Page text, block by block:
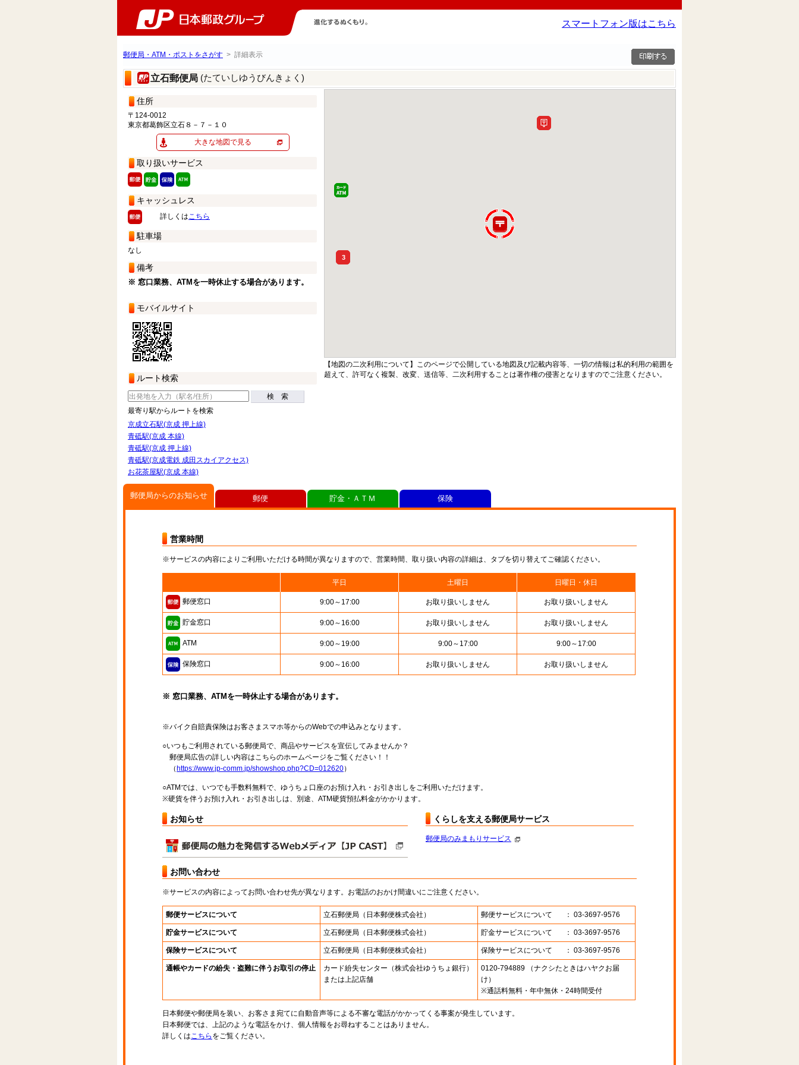
スマートフォン版はこちら
郵便局・ATM・ポストをさがす > 詳細表示
立石郵便局 (たていしゆうびんきょく)
住所
〒124-0012
東京都葛飾区立石８－７－１０
大きな地図で見る
取り扱いサービス
キャッシュレス
詳しくはこちら
駐車場
なし
備考
※ 窓口業務、ATMを一時休止する場合があります。
モバイルサイト
ルート検索
検 索
最寄り駅からルートを検索
京成立石駅(京成 押上線)
青砥駅(京成 本線)
青砥駅(京成 押上線)
青砥駅(京成電鉄 成田スカイアクセス)
お花茶屋駅(京成 本線)
3
【地図の二次利用について】このページで公開している地図及び記載内容等、一切の情報は私的利用の範囲を
超えて、許可なく複製、改変、送信等、二次利用することは著作権の侵害となりますのでご注意ください。
郵便局からのお知らせ
営業時間
※サービスの内容によりご利用いただける時間が異なりますので、営業時間、取り扱い内容の詳細は、タブを切り替えてご確認ください。
平日 土曜日 日曜日・休日
郵便窓口 9:00～17:00 お取り扱いしません お取り扱いしません
貯金窓口 9:00～16:00 お取り扱いしません お取り扱いしません
ATM 9:00～19:00 9:00～17:00 9:00～17:00
保険窓口 9:00～16:00 お取り扱いしません お取り扱いしません
※ 窓口業務、ATMを一時休止する場合があります。
※バイク自賠責保険はお客さまスマホ等からのWebでの申込みとなります。
○いつもご利用されている郵便局で、商品やサービスを宣伝してみませんか？
郵便局広告の詳しい内容はこちらのホームページをご覧ください！！
（ https://www.jp-comm.jp/showshop.php?CD=012620）
○ATMでは、いつでも手数料無料で、ゆうちょ口座のお預け入れ・お引き出しをご利用いただけます。
※硬貨を伴うお預け入れ・お引き出しは、別途、ATM硬貨預払料金がかかります。
お知らせ くらしを支える郵便局サービス
郵便局のみまもりサービス
お問い合わせ
※サービスの内容によってお問い合わせ先が異なります。お電話のおかけ間違いにご注意ください。
郵便サービスについて 立石郵便局 （日本郵便株式会社） 郵便サービスについて ： 03-3697-9576
貯金サービスについて 立石郵便局 （日本郵便株式会社） 貯金サービスについて ： 03-3697-9576
保険サービスについて 立石郵便局 （日本郵便株式会社） 保険サービスについて ： 03-3697-9576
通帳やカードの紛失・盗難に伴うお取引の停止 カード紛失センター （株式会社ゆうちょ銀行）
または上記店舗
0120-794889 （ナクシたときはハヤクお届
け）
※通話料無料・年中無休・24時間受付
日本郵便や郵便局を装い、お客さま宛てに自動音声等による不審な電話がかかってくる事案が発生しています。
日本郵便では、上記のような電話をかけ、個人情報をお尋ねすることはありません。
詳しくはこちら をご覧ください。
郵便 貯金・ＡＴＭ 保険